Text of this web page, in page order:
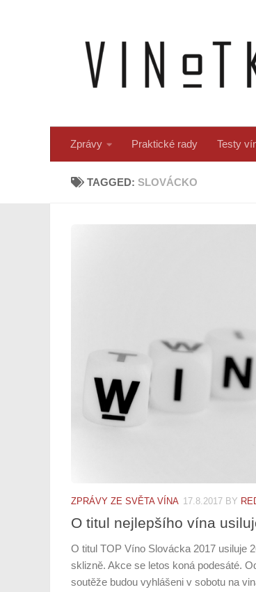
Zprávy Praktické rady Testy
TAGGED:SLOVÁCKO
ZPRÁVY ZE SVĚTA VÍNA 17.8.2017 BY
O titul nejlepšího vína
O titul TOP Víno Slovácka 2017 usiluje
sklizně. Akce se letos koná podesáté.
soutěže budou vyhlášeni v sobotu na